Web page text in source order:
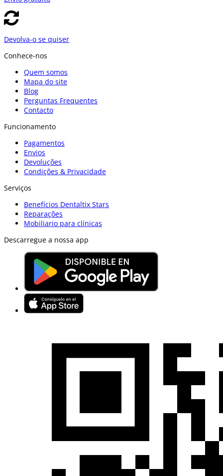
Devolva-o se quiser
Conhece-nos
Quem somos
Mapa do site
Blog
Perguntas Frequentes
Contacto
Funcionamento
Pagamentos
Envios
Devoluções
Condições & Privacidade
Serviços
Benefícios Dentaltix Stars
Reparações
Mobiliario para clínicas
Descarregue a nossa app